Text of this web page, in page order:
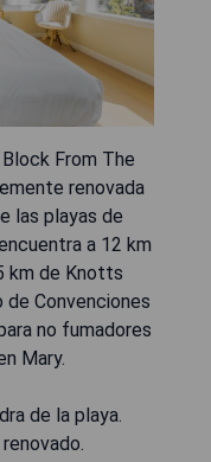
From The
renovada
las playas de
a 12 km
km de Knotts
de Convenciones
no fumadores
Mary.
de la playa.